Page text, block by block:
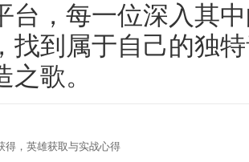
台，每一位深入其
找到属于自己的独
歌。
得，英雄获取与实战心得